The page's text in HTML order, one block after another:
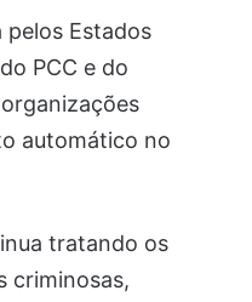
pelos Estados
PCC e do
automático no
tratando os
criminosas,